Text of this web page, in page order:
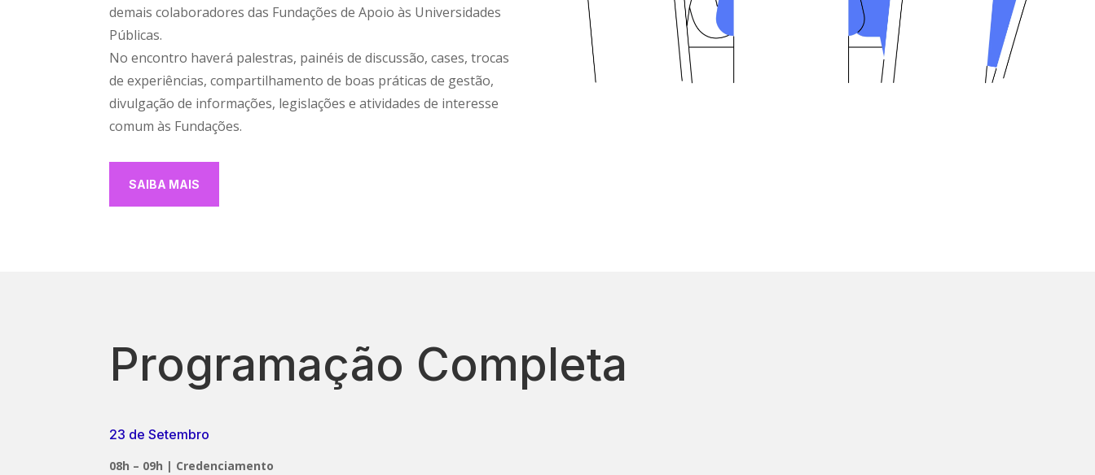
demais colaboradores das Fundações de Apoio às Universidades
Públicas.
No encontro haverá palestras, painéis de discussão, cases, trocas
de experiências, compartilhamento de boas práticas de gestão,
divulgação de informações, legislações e atividades de interesse
comum às Fundações.
SAIBA MAIS
Programação Completa
23 de Setembro
08h – 09h | Credenciamento